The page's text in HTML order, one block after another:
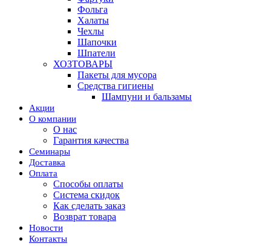
Фольга
Халаты
Чехлы
Шапочки
Шпатели
ХОЗТОВАРЫ
Пакеты для мусора
Средства гигиены
Шампуни и бальзамы
Акции
О компании
О нас
Гарантия качества
Семинары
Доставка
Оплата
Способы оплаты
Система скидок
Как сделать заказ
Возврат товара
Новости
Контакты